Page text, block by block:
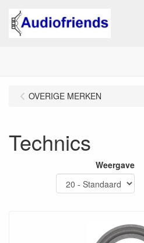
OVERIGE MERKEN
Technics
Weergave